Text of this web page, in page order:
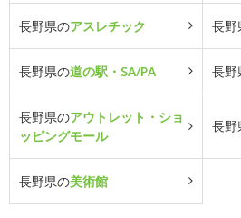
長野県のアスレチック 長野
長野県の道の駅・SA/PA 長野
長野県のアウトレット・ショ
ッピングモール
長野
長野県の美術館